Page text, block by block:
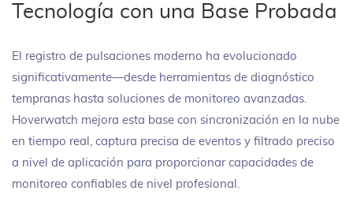
Tecnología con una Base Probada
El registro de pulsaciones moderno ha evolucionado
significativamente—desde herramientas de diagnóstico
tempranas hasta soluciones de monitoreo avanzadas.
Hoverwatch mejora esta base con sincronización en la nube
en tiempo real, captura precisa de eventos y filtrado preciso
a nivel de aplicación para proporcionar capacidades de
monitoreo confiables de nivel profesional.